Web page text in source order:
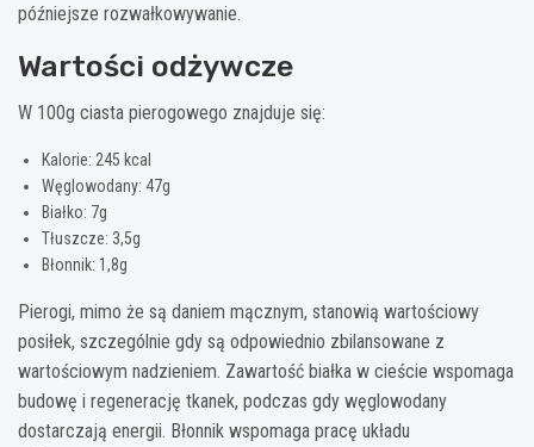
późniejsze rozwałkowywanie.
Wartości odżywcze
W 100g ciasta pierogowego znajduje się:
Kalorie: 245 kcal
Węglowodany: 47g
Białko: 7g
Tłuszcze: 3,5g
Błonnik: 1,8g
Pierogi, mimo że są daniem mącznym, stanowią wartościowy
posiłek, szczególnie gdy są odpowiednio zbilansowane z
wartościowym nadzieniem. Zawartość białka w cieście wspomaga
budowę i regenerację tkanek, podczas gdy węglowodany
dostarczają energii. Błonnik wspomaga pracę układu